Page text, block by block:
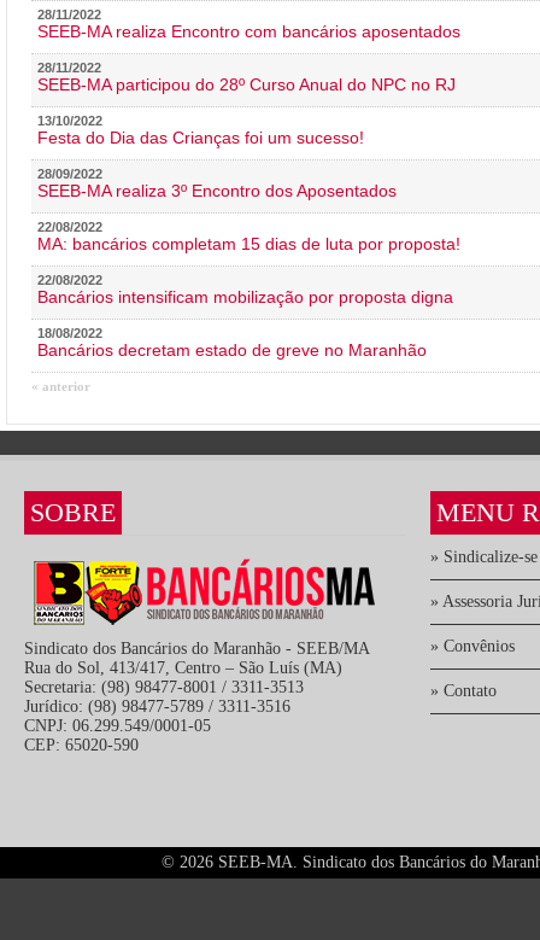
28/11/2022
SEEB-MA realiza Encontro com bancários aposentados
28/11/2022
SEEB-MA participou do 28º Curso Anual do NPC no RJ
13/10/2022
Festa do Dia das Crianças foi um sucesso!
28/09/2022
SEEB-MA realiza 3º Encontro dos Aposentados
22/08/2022
MA: bancários completam 15 dias de luta por proposta!
22/08/2022
Bancários intensificam mobilização por proposta digna
18/08/2022
Bancários decretam estado de greve no Maranhão
« anterior
SOBRE
Sindicato dos Bancários do Maranhão - SEEB/MA
Rua do Sol, 413/417, Centro – São Luís (MA)
Secretaria: (98) 98477-8001 / 3311-3513
Jurídico: (98) 98477-5789 / 3311-3516
CNPJ: 06.299.549/0001-05
CEP: 65020-590
MENU
» Sindicalize-se
» Assessoria
» Convênios
» Contato
© 2026 SEEB-MA. Sindicato dos Bancários do